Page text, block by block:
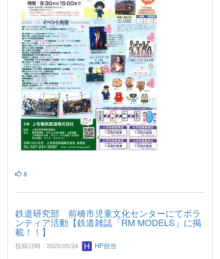
8
鉄道研究部 前橋市児童文化センターにてボラ
ンティア活動【鉄道雑誌「RM MODELS」に掲
載！！】
投稿日時 : 2025/05/24 HP担当